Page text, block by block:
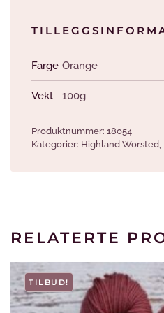
Farge Orange
Vekt 100g
Produktnummer: 18054
Kategorier: Highland Worsted
RELATERTE
TILBUD!